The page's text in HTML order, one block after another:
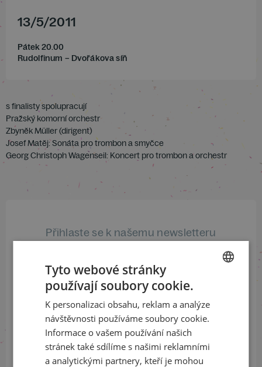
13/5/2011
Pátek 20.00
Rudolfinum – Dvořákova síň
s finalisty spolupracují
Pražský komorní orchestr
Zbyněk Müller (dirigent)
Josef Matěj: Sonáta pro trombon a smyčce
Georg Christoph Wagenseil: Koncert pro trombon a orchestr
Přihlaste se k našemu newsletteru
a buďte jako první v obraze
ODEBÍRAT NEWSLETTER
Sledujte nás na sociálních sítích
LinkedIn
flickr
ENGLISH
Tyto webové stránky
používají soubory cookie.
K personalizaci obsahu, reklam a analýze
návštěvnosti používáme soubory cookie.
Informace o vašem používání našich
stránek také sdílíme s našimi reklamními
a analytickými partnery, kteří je mohou